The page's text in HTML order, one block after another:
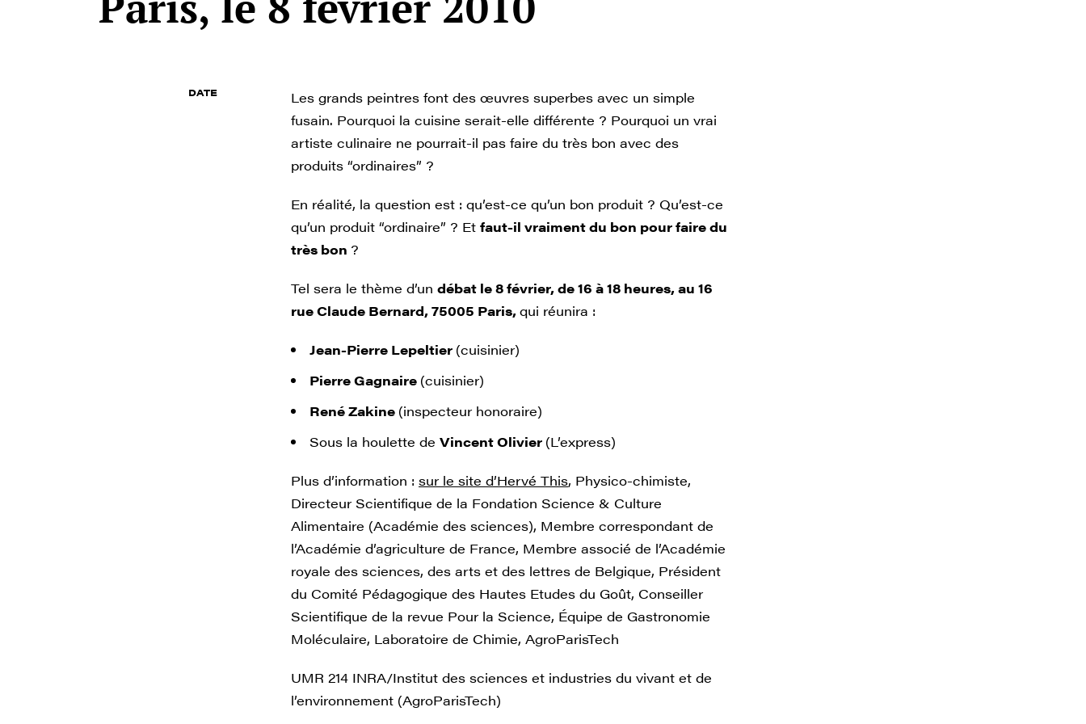
DATE
Les grands peintres font des œuvres superbes avec un simple
fusain. Pourquoi la cuisine serait-elle différente ? Pourquoi un vrai
artiste culinaire ne pourrait-il pas faire du très bon avec des
produits “ordinaires” ?
En réalité, la question est : qu’est-ce qu’un bon produit ? Qu’est-ce
qu’un produit “ordinaire” ? Et faut-il vraiment du bon pour faire du
très bon ?
Tel sera le thème d’un débat le 8 février, de 16 à 18 heures, au 16
rue Claude Bernard, 75005 Paris,qui réunira :
Jean-Pierre Lepeltier (cuisinier)
Pierre Gagnaire (cuisinier)
René Zakine (inspecteur honoraire)
Sous la houlette de Vincent Olivier (L’express)
Plus d’information : sur le site d’Hervé This, Physico-chimiste,
Directeur Scientifique de la Fondation Science & Culture
Alimentaire (Académie des sciences), Membre correspondant de
l’Académie d’agriculture de France, Membre associé de l’Académie
royale des sciences, des arts et des lettres de Belgique, Président
du Comité Pédagogique des Hautes Etudes du Goût, Conseiller
Scientifique de la revue Pour la Science, Équipe de Gastronomie
Moléculaire, Laboratoire de Chimie, AgroParisTech
UMR 214 INRA/Institut des sciences et industries du vivant et de
l’environnement (AgroParisTech)